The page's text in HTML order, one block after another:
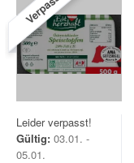
Leider verpasst!
Gültig: 03.01. -
05.01.